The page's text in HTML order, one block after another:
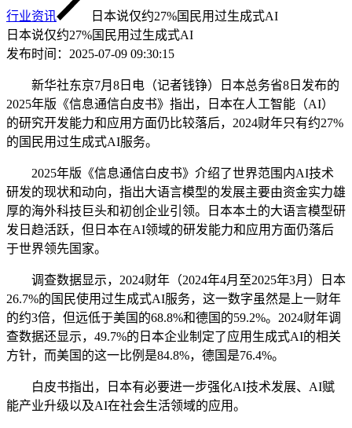
行业资讯
日本说仅约27%国民用过生成式AI
日本说仅约27%国民用过生成式AI
发布时间： 2025-07-09 09:30:15
新华社东京7月8日电（记者钱铮）日本总务省8日发布的
2025年版《信息通信白皮书》指出，日本在人工智能（AI）
的研究开发能力和应用方面仍比较落后，2024财年只有约27%
的国民用过生成式AI服务。
2025年版《信息通信白皮书》介绍了世界范围内AI技术
研发的现状和动向，指出大语言模型的发展主要由资金实力雄
厚的海外科技巨头和初创企业引领。日本本土的大语言模型研
发日趋活跃，但日本在AI领域的研发能力和应用方面仍落后
于世界领先国家。
调查数据显示，2024财年（2024年4月至2025年3月）日本
26.7%的国民使用过生成式AI服务，这一数字虽然是上一财年
的约3倍，但远低于美国的68.8%和德国的59.2%。2024财年调
查数据还显示，49.7%的日本企业制定了应用生成式AI的相关
方针，而美国的这一比例是84.8%，德国是76.4%。
白皮书指出，日本有必要进一步强化AI技术发展、AI赋
能产业升级以及AI在社会生活领域的应用。